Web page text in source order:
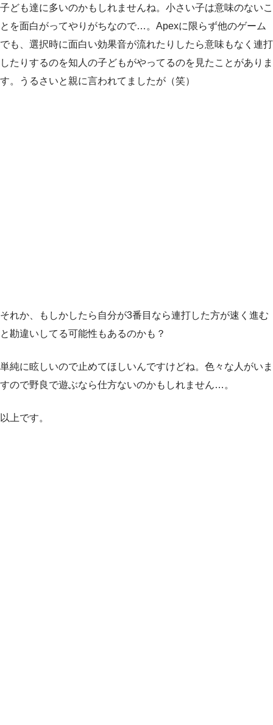
子ども達に多いのかもしれませんね。小さい子は意味のないこ
とを面白がってやりがちなので…。Apexに限らず他のゲーム
でも、選択時に面白い効果音が流れたりしたら意味もなく連打
したりするのを知人の子どもがやってるのを見たことがありま
す。うるさいと親に言われてましたが（笑）
それか、もしかしたら自分が3番目なら連打した方が速く進む
と勘違いしてる可能性もあるのかも？
単純に眩しいので止めてほしいんですけどね。色々な人がいま
すので野良で遊ぶなら仕方ないのかもしれません…。
以上です。